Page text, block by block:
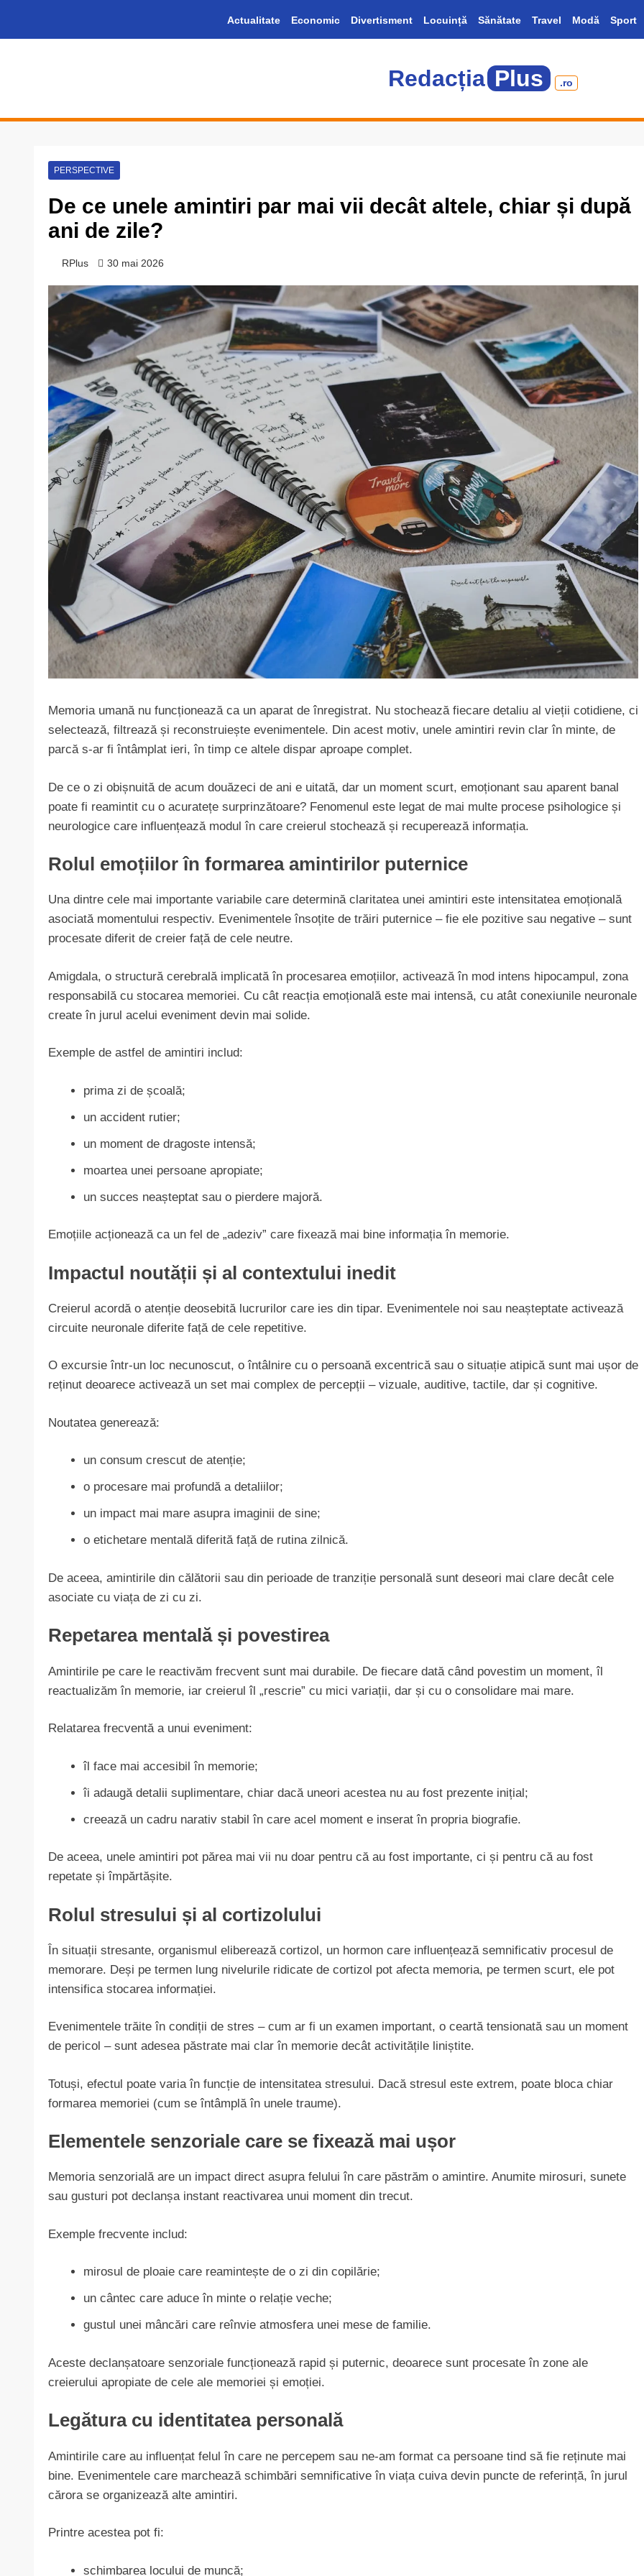
content
Actualitate Economic Divertisment Locuință Sănătate Travel Modă Sport
Redacția Plus .ro
PERSPECTIVE
De ce unele amintiri par mai vii decât altele, chiar și după
ani de zile?
RPlus 30 mai 2026
Memoria umană nu funcționează ca un aparat de înregistrat. Nu stochează fiecare detaliu al vieții cotidiene, ci
selectează, filtrează și reconstruiește evenimentele. Din acest motiv, unele amintiri revin clar în minte, de
parcă s-ar fi întâmplat ieri, în timp ce altele dispar aproape complet.
De ce o zi obișnuită de acum douăzeci de ani e uitată, dar un moment scurt, emoționant sau aparent banal
poate fi reamintit cu o acuratețe surprinzătoare? Fenomenul este legat de mai multe procese psihologice și
neurologice care influențează modul în care creierul stochează și recuperează informația.
Rolul emoțiilor în formarea amintirilor puternice
Una dintre cele mai importante variabile care determină claritatea unei amintiri este intensitatea emoțională
asociată momentului respectiv. Evenimentele însoțite de trăiri puternice – fie ele pozitive sau negative – sunt
procesate diferit de creier față de cele neutre.
Amigdala, o structură cerebrală implicată în procesarea emoțiilor, activează în mod intens hipocampul, zona
responsabilă cu stocarea memoriei. Cu cât reacția emoțională este mai intensă, cu atât conexiunile neuronale
create în jurul acelui eveniment devin mai solide.
Exemple de astfel de amintiri includ:
prima zi de școală;
un accident rutier;
un moment de dragoste intensă;
moartea unei persoane apropiate;
un succes neașteptat sau o pierdere majoră.
Emoțiile acționează ca un fel de „adeziv” care fixează mai bine informația în memorie.
Impactul noutății și al contextului inedit
Creierul acordă o atenție deosebită lucrurilor care ies din tipar. Evenimentele noi sau neașteptate activează
circuite neuronale diferite față de cele repetitive.
O excursie într-un loc necunoscut, o întâlnire cu o persoană excentrică sau o situație atipică sunt mai ușor de
reținut deoarece activează un set mai complex de percepții – vizuale, auditive, tactile, dar și cognitive.
Noutatea generează:
un consum crescut de atenție;
o procesare mai profundă a detaliilor;
un impact mai mare asupra imaginii de sine;
o etichetare mentală diferită față de rutina zilnică.
De aceea, amintirile din călătorii sau din perioade de tranziție personală sunt deseori mai clare decât cele
asociate cu viața de zi cu zi.
Repetarea mentală și povestirea
Amintirile pe care le reactivăm frecvent sunt mai durabile. De fiecare dată când povestim un moment, îl
reactualizăm în memorie, iar creierul îl „rescrie” cu mici variații, dar și cu o consolidare mai mare.
Relatarea frecventă a unui eveniment:
îl face mai accesibil în memorie;
îi adaugă detalii suplimentare, chiar dacă uneori acestea nu au fost prezente inițial;
creează un cadru narativ stabil în care acel moment e inserat în propria biografie.
De aceea, unele amintiri pot părea mai vii nu doar pentru că au fost importante, ci și pentru că au fost
repetate și împărtășite.
Rolul stresului și al cortizolului
În situații stresante, organismul eliberează cortizol, un hormon care influențează semnificativ procesul de
memorare. Deși pe termen lung nivelurile ridicate de cortizol pot afecta memoria, pe termen scurt, ele pot
intensifica stocarea informației.
Evenimentele trăite în condiții de stres – cum ar fi un examen important, o ceartă tensionată sau un moment
de pericol – sunt adesea păstrate mai clar în memorie decât activitățile liniștite.
Totuși, efectul poate varia în funcție de intensitatea stresului. Dacă stresul este extrem, poate bloca chiar
formarea memoriei (cum se întâmplă în unele traume).
Elementele senzoriale care se fixează mai ușor
Memoria senzorială are un impact direct asupra felului în care păstrăm o amintire. Anumite mirosuri, sunete
sau gusturi pot declanșa instant reactivarea unui moment din trecut.
Exemple frecvente includ:
mirosul de ploaie care reamintește de o zi din copilărie;
un cântec care aduce în minte o relație veche;
gustul unei mâncări care reînvie atmosfera unei mese de familie.
Aceste declanșatoare senzoriale funcționează rapid și puternic, deoarece sunt procesate în zone ale
creierului apropiate de cele ale memoriei și emoției.
Legătura cu identitatea personală
Amintirile care au influențat felul în care ne percepem sau ne-am format ca persoane tind să fie reținute mai
bine. Evenimentele care marchează schimbări semnificative în viața cuiva devin puncte de referință, în jurul
cărora se organizează alte amintiri.
Printre acestea pot fi:
schimbarea locului de muncă;